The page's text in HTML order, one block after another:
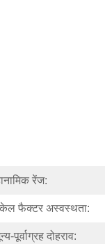
रेंज:
फैक्टर अस्वस्थता:
पूर्वाग्रह दोहराव: